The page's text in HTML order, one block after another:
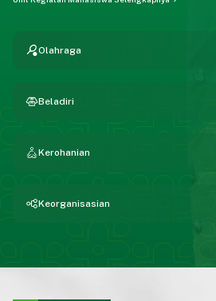
Olahraga
Beladiri
Kerohanian
Keorganisasian